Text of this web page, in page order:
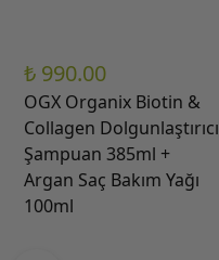
₺ 990.00
OGX Organix Biotin &
Collagen Dolgunlaştırıcı
Şampuan 385ml +
Argan Saç Bakım Yağı
100ml